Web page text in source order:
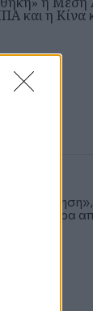
και η
μέτρα